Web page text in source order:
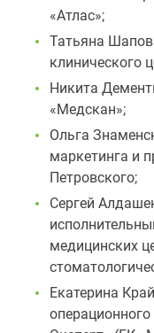
«Атлас»;
Татьяна
клинического
Никита
«Медскан»;
Ольга
маркетинга и
Петровского;
Сергей
медицинских
Екатерина